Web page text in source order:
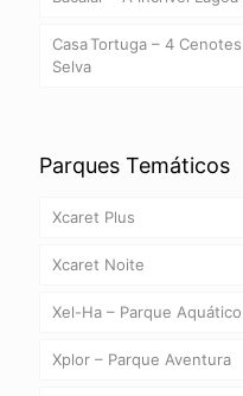
Casa Tortuga – 4
Selva
Parques Temáticos
Xcaret Plus
Xcaret Noite
Xel-Ha – Parque
Xplor – Parque Aventura